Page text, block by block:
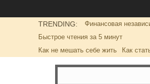
TRENDING:
Финансовая
Быстрое чтения за 5 минут
Как не мешать себе жить
Как